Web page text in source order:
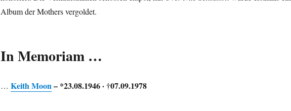
Album der Mothers vergoldet.
In Memoriam …
… Keith Moon– *23.08.1946 · †07.09.1978